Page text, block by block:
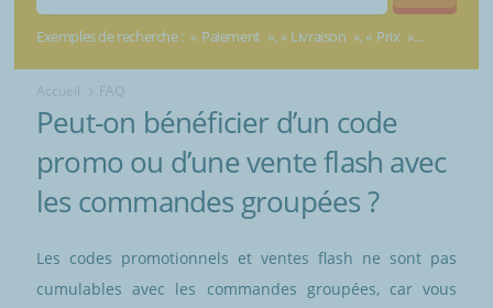
Exemples de recherche : Paiement Livraison Prix
Accueil FAQ
Peut-on bénéficier d’un code
promo ou d’une vente flash avec
les commandes groupées ?
Les codes promotionnels et ventes flash ne sont pas
cumulables avec les commandes groupées, car vous